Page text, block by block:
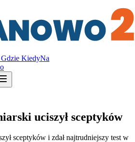
KiedyNa
uciszył sceptyków
sceptyków i zdał najtrudniejszy test w